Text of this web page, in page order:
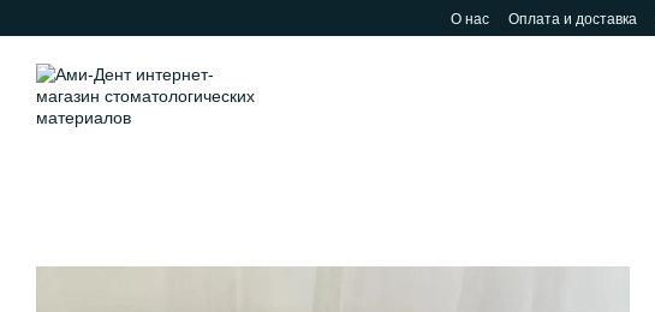
О нас Оплата и доставка